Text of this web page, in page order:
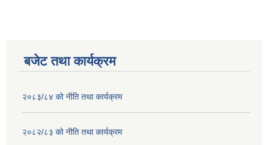
बजेट तथा कार्यक्रम
२०८३/८४ को नीति तथा कार्यक्रम
२०८२/८३ को नीति तथा कार्यक्रम